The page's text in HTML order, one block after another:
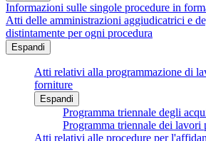
Informazioni sulle singole procedure in
Atti delle amministrazioni aggiudicatrici e
distintamente per ogni procedura
Espandi
Atti relativi alla programmazione di
forniture
Espandi
Programma triennale degli
Programma triennale dei lavori
Atti relativi alle procedure per